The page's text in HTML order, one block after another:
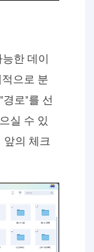
한 데이
으로 분
경로"를 선
실 수 있
앞의 체크